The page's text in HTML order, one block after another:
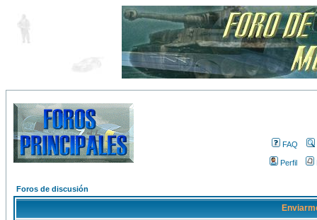
FAQ
Perfil
Foros de discusión